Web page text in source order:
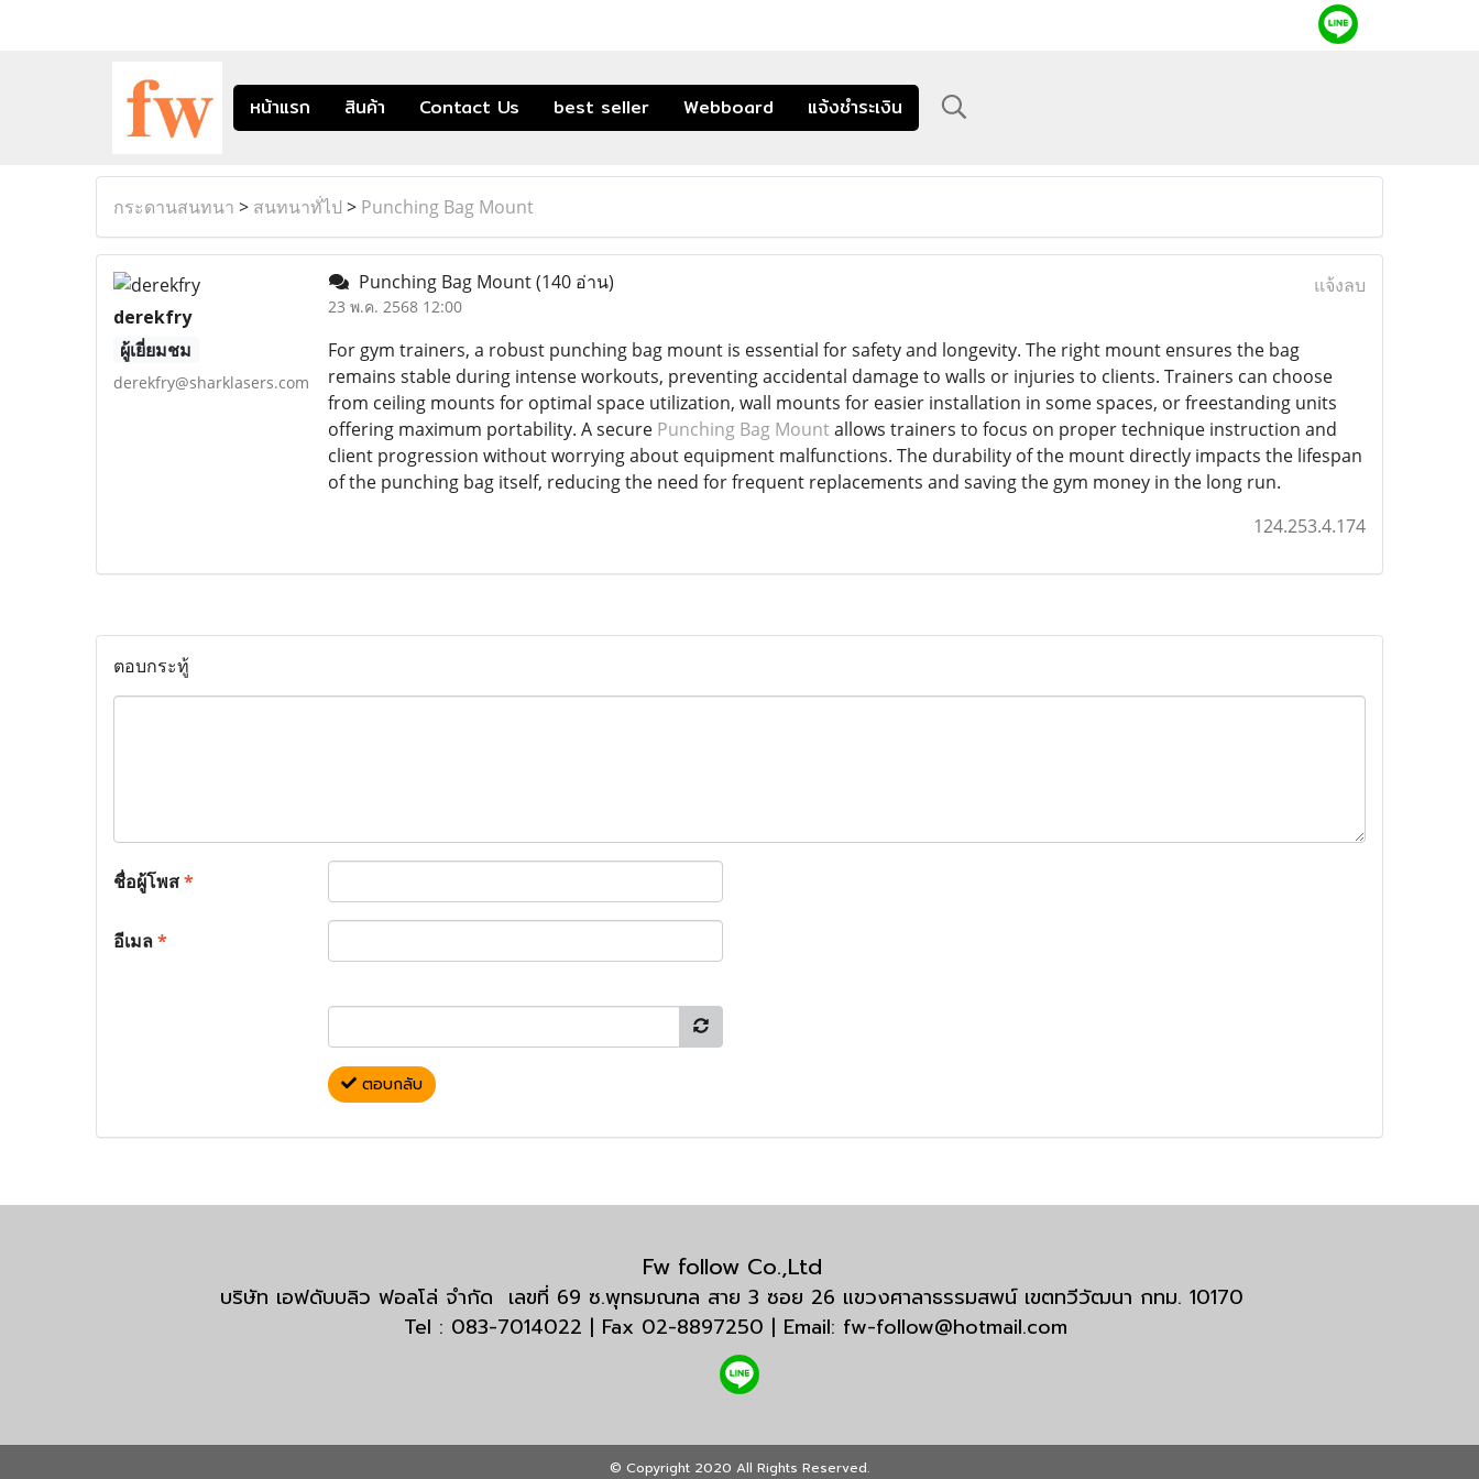
หน้าแรก สินค้า Contact Us best seller Webboard แจ้งชำระเงิน
กระดานสนทนา > สนทนาทั่ไป > Punching Bag Mount
derekfry
ผู้เยี่ยมชม
derekfry@sharklasers.com
Punching Bag Mount(140 อ่าน)
23 พ.ค. 2568 12:00
แจ้งลบ
For gym trainers, a robust punching bag mount is essential for safety and longevity. The right mount ensures the bag
remains stable during intense workouts, preventing accidental damage to walls or injuries to clients. Trainers can choose
from ceiling mounts for optimal space utilization, wall mounts for easier installation in some spaces, or freestanding units
offering maximum portability. A secure Punching Bag Mountallows trainers to focus on proper technique instruction and
client progression without worrying about equipment malfunctions. The durability of the mount directly impacts the lifespan
of the punching bag itself, reducing the need for frequent replacements and saving the gym money in the long run.
124.253.4.174
ตอบกระทู้
ชื่อผู้โพส*
อีเมล*
ตอบกลับ
Fw follow Co.,Ltd
บริษัท เอฟดับบลิว ฟอลโล่ จำกัด เลขที่ 69 ซ.พุทธมณฑล สาย 3 ซอย 26 แขวงศาลาธรรมสพน์ เขตทวีวัฒนา กทม. 10170
Tel : 083-7014022 | Fax 02-8897250 | Email: fw-follow@hotmail.com
© Copyright 2020 All Rights Reserved.